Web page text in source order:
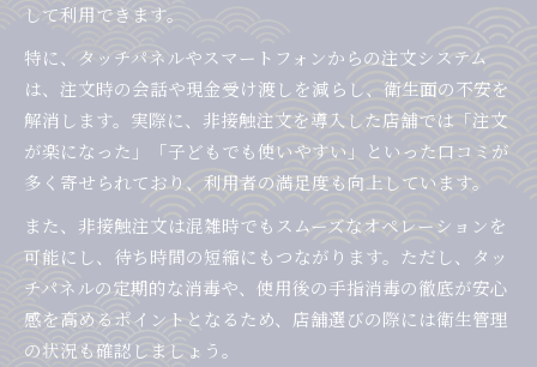
して利用できます。
特に、タッチパネルやスマートフォンからの注文システム
は、注文時の会話や現金受け渡しを減らし、衛生面の不安を
解消します。実際に、非接触注文を導入した店舗では「注文
が楽になった」「子どもでも使いやすい」といった口コミが
多く寄せられており、利用者の満足度も向上しています。
また、非接触注文は混雑時でもスムーズなオペレーションを
可能にし、待ち時間の短縮にもつながります。ただし、タッ
チパネルの定期的な消毒や、使用後の手指消毒の徹底が安心
感を高めるポイントとなるため、店舗選びの際には衛生管理
の状況も確認しましょう。